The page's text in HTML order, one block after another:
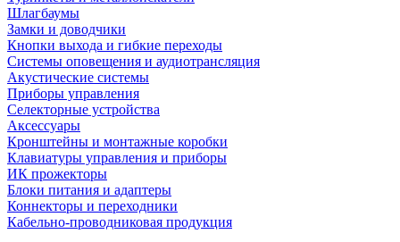
Шлагбаумы
Замки и доводчики
Кнопки выхода и гибкие переходы
Системы оповещения и аудиотрансляция
Акустические системы
Приборы управления
Селекторные устройства
Аксессуары
Кронштейны и монтажные коробки
Клавиатуры управления и приборы
ИК прожекторы
Блоки питания и адаптеры
Коннекторы и переходники
Кабельно-проводниковая продукция